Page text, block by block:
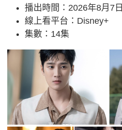
播出時間：2026年8月7日
線上看平台：Disney+
集數：14集